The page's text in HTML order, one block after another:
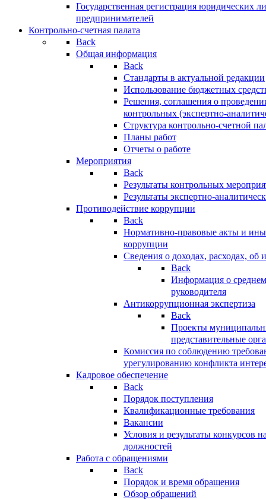
Государственная регистрация юридических
предпринимателей
Контрольно-счетная палата
Back
Общая информация
Back
Стандарты в актуальной редакции
Использование бюджетных
Решения, соглашения о
контрольных (экспертно-
Структура контрольно-счетной
Планы работ
Отчеты о работе
Мероприятия
Back
Результаты контрольных
Результаты экспертно-
Противодействие коррупции
Back
Нормативно-правовые акты и
коррупции
Сведения о доходах, расходах, об
Back
Информация о
руководителя
Антикоррупционная экспертиза
Back
Проекты
представительные
Комиссия по соблюдению
урегулированию конфликта
Кадровое обеспечение
Back
Порядок поступления
Квалификационные требования
Вакансии
Условия и результаты конкурсов
должностей
Работа с обращениями
Back
Порядок и время обращения
Обзор обращений